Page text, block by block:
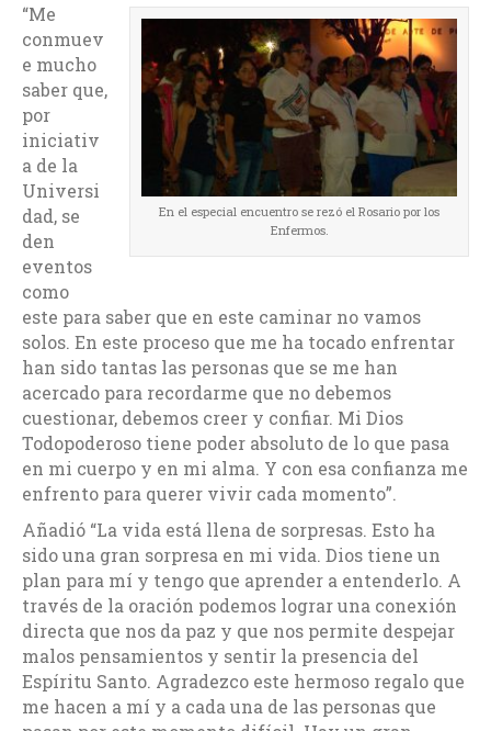
En el especial encuentro se rezó el Rosario por los
Enfermos.
“Me
conmuev
e mucho
saber que,
por
iniciativ
a de la
Universi
dad, se
den
eventos
como
este para saber que en este caminar no vamos
solos. En este proceso que me ha tocado enfrentar
han sido tantas las personas que se me han
acercado para recordarme que no debemos
cuestionar, debemos creer y confiar. Mi Dios
Todopoderoso tiene poder absoluto de lo que pasa
en mi cuerpo y en mi alma. Y con esa confianza me
enfrento para querer vivir cada momento”.
Añadió “La vida está llena de sorpresas. Esto ha
sido una gran sorpresa en mi vida. Dios tiene un
plan para mí y tengo que aprender a entenderlo. A
través de la oración podemos lograr una conexión
directa que nos da paz y que nos permite despejar
malos pensamientos y sentir la presencia del
Espíritu Santo. Agradezco este hermoso regalo que
me hacen a mí y a cada una de las personas que